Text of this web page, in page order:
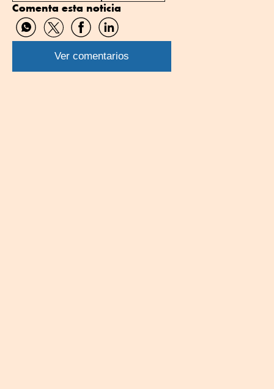
Comenta esta noticia
Compartir
por
WhatsApp
Compartir
por
Twitter
Compartir
por
Facebook
Compartir
por
Linkedin
Ver comentarios